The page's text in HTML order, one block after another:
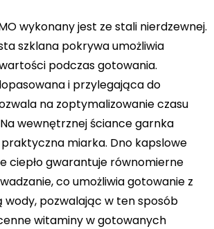
wykonany jest ze stali nierdzewnej.
szklana pokrywa umożliwia
podczas gotowania.
i przylegająca do
na zoptymalizowanie czasu
wewnętrznej ściance garnka
praktyczna miarka. Dno kapslowe
ciepło gwarantuje równomierne
co umożliwia gotowanie z
wody, pozwalając w ten sposób
witaminy w gotowanych